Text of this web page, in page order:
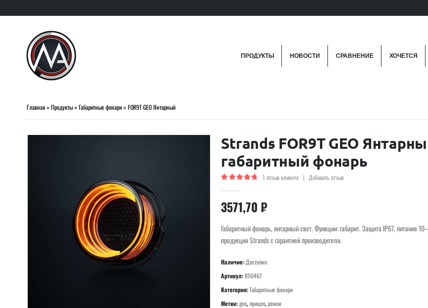
ПРОДУКТЫ НОВОСТИ СРАВНЕНИЕ ХОЧЕТСЯ
Главная» Продукты» Габаритные фонари» FOR9T GEO Янтарный
Strands FOR9T GEO
габаритный фонарь
1 отзыв клиента | Добавить отзыв
3571,70₽
Габаритный фонарь, янтарный свет. Функции: габарит. Защита IP67, питание
продукция Strands с гарантией производителя.
Наличие: Доступно
Артикул:850467
Категория:Габаритные фонари
Метки:geo,прицеп,рожок